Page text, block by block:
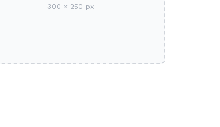
300 × 250 px